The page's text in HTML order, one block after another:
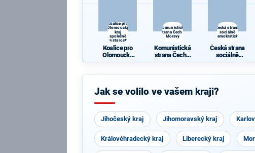
Koalice pro
Olomoucký
kraj
společně
se starosty
Koalice pro
Olomoucký
Komunistická
strana Čech a
Moravy
Komunistická
strana Čech a
Česká strana
sociálně
demokratická
Česká strana
sociálně
Jak se volilo ve vašem kraji?
Jihočeský kraj Jihomoravský kraj
Královéhradecký kraj Liberecký kraj